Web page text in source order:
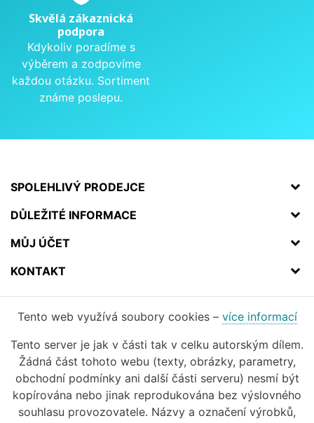
Skvělá zákaznická
podpora
Kdykoliv poradíme s
výběrem a zodpovíme
každou otázku. Sortiment
známe poslepu.
SPOLEHLIVÝ PRODEJCE
DŮLEŽITÉ INFORMACE
MŮJ ÚČET
KONTAKT
Tento web využívá soubory cookies – více informací
Tento server je jak v části tak v celku autorským dílem.
Žádná část tohoto webu (texty, obrázky, parametry,
obchodní podmínky ani další části serveru) nesmí být
kopírována nebo jinak reprodukována bez výslovného
souhlasu provozovatele. Názvy a označení výrobků,